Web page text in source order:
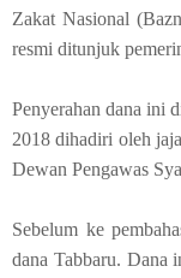
Zakat Nasional
resmi ditunjuk
Penyerahan dana ini
2018 dihadiri oleh
Dewan Pengawas
Sebelum ke
dana Tabbaru. Dana